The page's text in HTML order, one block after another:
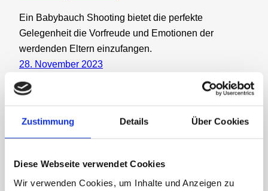
Zustimmung Details Über Cookies
Diese Webseite verwendet Cookies
Wir verwenden Cookies, um Inhalte und Anzeigen zu
Ein Babybauch Shooting bietet die perfekte
Gelegenheit die Vorfreude und Emotionen der
werdenden Eltern einzufangen.
28. November 2023